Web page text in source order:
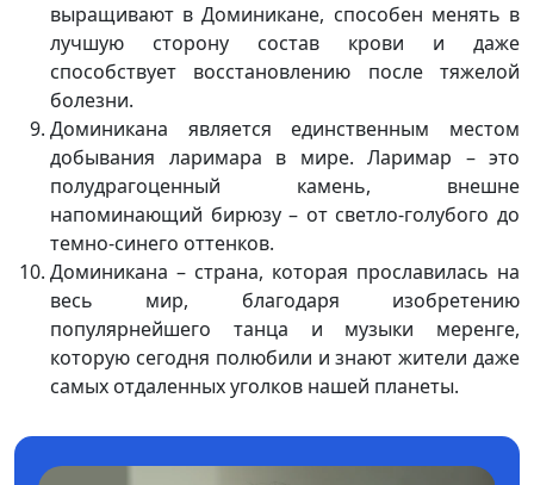
выращивают в Доминикане, способен менять в
лучшую сторону состав крови и даже
способствует восстановлению после тяжелой
болезни.
Доминикана является единственным местом
добывания ларимара в мире. Ларимар – это
полудрагоценный камень, внешне
напоминающий бирюзу – от светло-голубого до
темно-синего оттенков.
Доминикана – страна, которая прославилась на
весь мир, благодаря изобретению
популярнейшего танца и музыки меренге,
которую сегодня полюбили и знают жители даже
самых отдаленных уголков нашей планеты.